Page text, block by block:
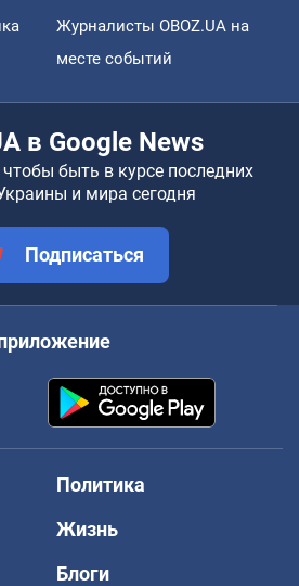
Журналисты OBOZ.UA на
месте событий
в Google News
быть в курсе последних
и мира сегодня
Подписаться
Политика
Жизнь
Блоги